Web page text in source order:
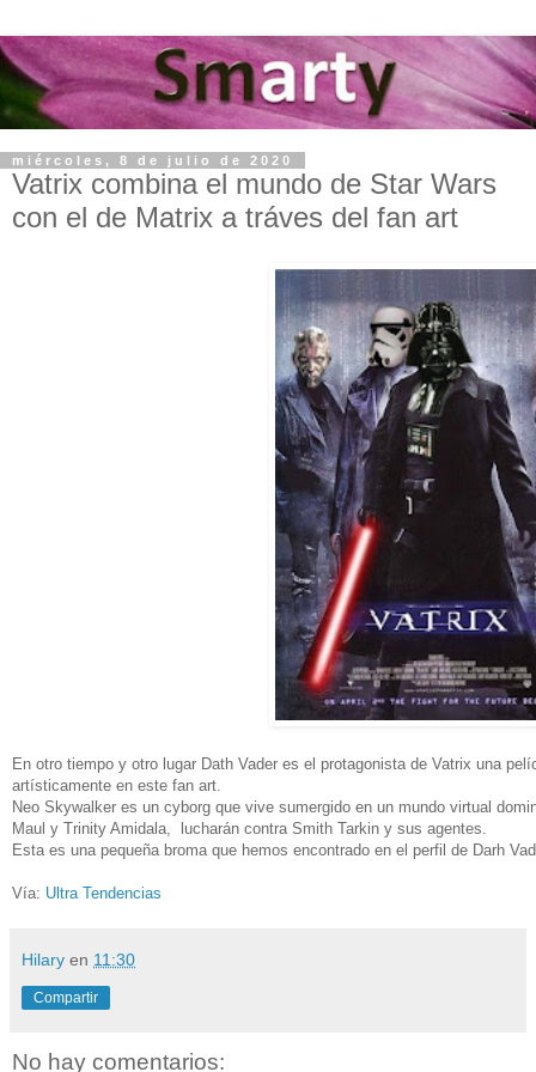
miércoles, 8 de julio de 2020
Vatrix combina el mundo de Star Wars
con el de Matrix a tráves del fan art
En otro tiempo y otro lugar Dath Vader es el protagonista de Vatrix una
artísticamente en este fan art.
Neo Skywalker es un cyborg que vive sumergido en un mundo virtual
Maul y Trinity Amidala, lucharán contra Smith Tarkin y sus agentes.
Esta es una pequeña broma que hemos encontrado en el perfil de Darh
Vía: Ultra Tendencias
Hilary en 11:30
Compartir
No hay comentarios: